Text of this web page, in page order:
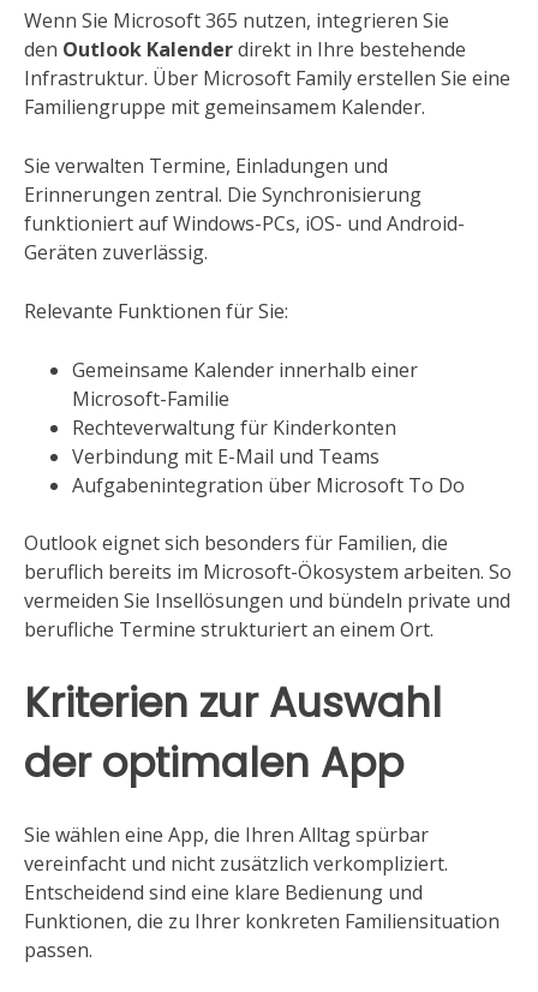
Wenn Sie Microsoft 365 nutzen, integrieren Sie
den Outlook Kalenderdirekt in Ihre bestehende
Infrastruktur. Über Microsoft Family erstellen Sie eine
Familiengruppe mit gemeinsamem Kalender.
Sie verwalten Termine, Einladungen und
Erinnerungen zentral. Die Synchronisierung
funktioniert auf Windows-PCs, iOS- und Android-
Geräten zuverlässig.
Relevante Funktionen für Sie:
Gemeinsame Kalender innerhalb einer
Microsoft-Familie
Rechteverwaltung für Kinderkonten
Verbindung mit E-Mail und Teams
Aufgabenintegration über Microsoft To Do
Outlook eignet sich besonders für Familien, die
beruflich bereits im Microsoft-Ökosystem arbeiten. So
vermeiden Sie Insellösungen und bündeln private und
berufliche Termine strukturiert an einem Ort.
Kriterien zur Auswahl
der optimalen App
Sie wählen eine App, die Ihren Alltag spürbar
vereinfacht und nicht zusätzlich verkompliziert.
Entscheidend sind eine klare Bedienung und
Funktionen, die zu Ihrer konkreten Familiensituation
passen.